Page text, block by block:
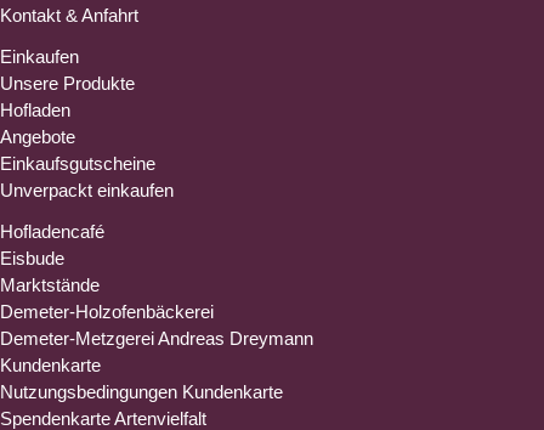
Kontakt & Anfahrt
Einkaufen
Unsere Produkte
Hofladen
Angebote
Einkaufsgutscheine
Unverpackt einkaufen
Hofladencafé
Eisbude
Marktstände
Demeter-Holzofenbäckerei
Demeter-Metzgerei Andreas Dreymann
Kundenkarte
Nutzungsbedingungen Kundenkarte
Spendenkarte Artenvielfalt